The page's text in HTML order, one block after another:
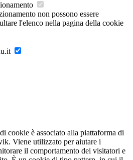
non possono essere
l'elenco nella pagina della cookie
cookie è associato alla piattaforma di
Viene utilizzato per aiutare i
il comportamento dei visitatori e